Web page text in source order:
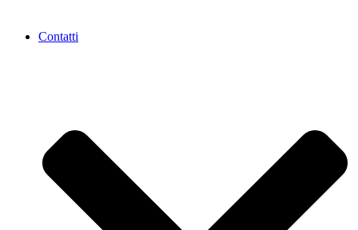
Contatti